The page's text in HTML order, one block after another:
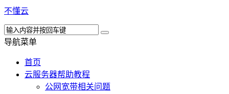
不懂云
导航菜单
首页
云服务器帮助教程
公网宽带相关问题